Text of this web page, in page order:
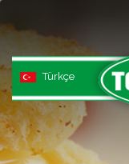
Türkçe
ONLINE SATIŞ